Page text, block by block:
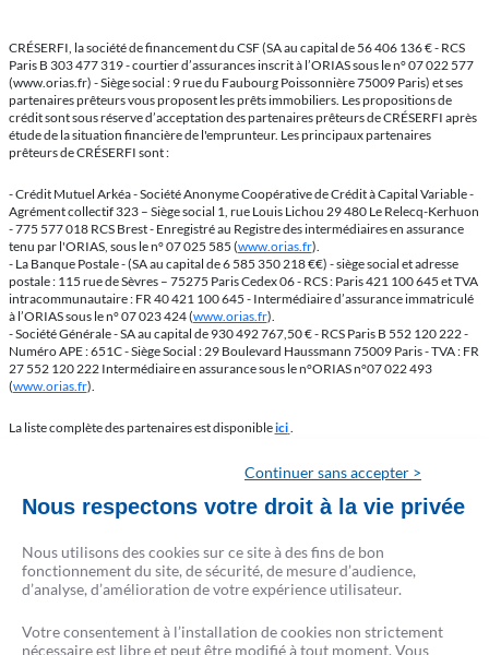
CRÉSERFI, la société de financement du CSF (SA au capital de 56 406 136 € - RCS
Paris B 303 477 319 - courtier d’assurances inscrit à l’ORIAS sous le n° 07 022 577
(www.orias.fr) - Siège social : 9 rue du Faubourg Poissonnière 75009 Paris) et ses
partenaires prêteurs vous proposent les prêts immobiliers. Les propositions de
crédit sont sous réserve d’acceptation des partenaires prêteurs de CRÉSERFI après
étude de la situation financière de l'emprunteur. Les principaux partenaires
prêteurs de CRÉSERFI sont :
- Crédit Mutuel Arkéa - Société Anonyme Coopérative de Crédit à Capital Variable -
Agrément collectif 323 – Siège social 1, rue Louis Lichou 29 480 Le Relecq-Kerhuon
- 775 577 018 RCS Brest - Enregistré au Registre des intermédiaires en assurance
tenu par l'ORIAS, sous le n° 07 025 585 (www.orias.fr).
- La Banque Postale - (SA au capital de 6 585 350 218 €€) - siège social et adresse
postale : 115 rue de Sèvres – 75275 Paris Cedex 06 - RCS : Paris 421 100 645 et TVA
intracommunautaire : FR 40 421 100 645 - Intermédiaire d’assurance immatriculé
à l’ORIAS sous le n° 07 023 424 (www.orias.fr).
- Société Générale - SA au capital de 930 492 767,50 € - RCS Paris B 552 120 222 -
Numéro APE : 651C - Siège Social : 29 Boulevard Haussmann 75009 Paris - TVA : FR
27 552 120 222 Intermédiaire en assurance sous le n°ORIAS n°07 022 493
(www.orias.fr).
La liste complète des partenaires est disponibleici.
L'emprunteur d'un crédit immobilier dispose d'un délai de réflexion de 10 jours. La
rembourser les sommes perçues. Conformément à la loi, aucun versement de
quelque nature que ce soit, ne peut être exigé d'un particulier avant l'obtention d'un
CRÉSERFI agit en qualité d'intermédiaire de crédit non exclusif de plusieurs
établissements de crédit. Cet intermédiaire apporte son concours à la réalisation
d'opérations de crédit immobiliers, sans agir en qualité de prêteur.
Continuer sans accepter >
Nous respectons votre droit à la vie privée
Nous utilisons des cookies sur ce site à des fins de bon
fonctionnement du site, de sécurité, de mesure d’audience,
d’analyse, d’amélioration de votre expérience utilisateur.
Votre consentement à l’installation de cookies non strictement
nécessaire est libre et peut être modifié à tout moment. Vous